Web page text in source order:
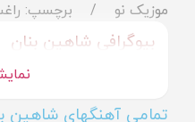
موزیک نو برچسپ:
بیوگرافی شاهین بنان
تمامی آهنگهای شاهین